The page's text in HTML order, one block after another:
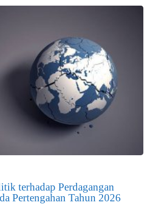
terhadap Perdagangan
Pertengahan Tahun 2026